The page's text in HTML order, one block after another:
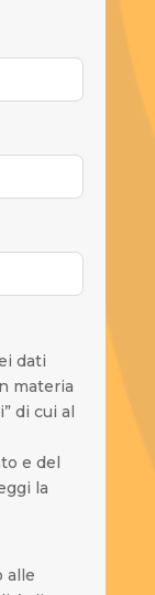
dati
materia
di cui al
e del
la
alle